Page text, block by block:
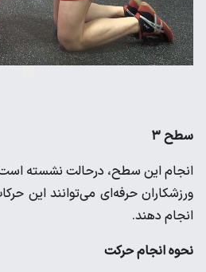
سطح ۳
انجام این سطح، درحالت نشسته است
ورزشکاران حرفه‌ای می‌توانند این
انجام دهند.
نحوه انجام حرکت